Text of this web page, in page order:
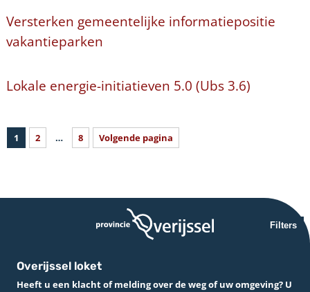
Versterken gemeentelijke informatiepositie
vakantieparken
Lokale energie-initiatieven 5.0 (Ubs 3.6)
1 2 … 8 Volgende pagina
Filters
Overijssel loket
Heeft u een klacht of melding over de weg of uw omgeving? U